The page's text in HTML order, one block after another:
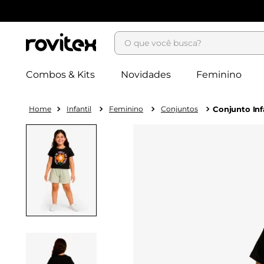
O que você busca?
Combos & Kits Novidades Feminino
Infantil Feminino Conjuntos Conjunto